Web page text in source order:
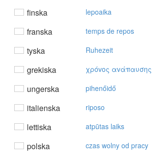
finska lepoaika
franska temps de repos
tyska Ruhezeit
grekiska χρόvoς αvάπαυσης
ungerska pihenőidő
italienska riposo
lettiska atpūtas laiks
polska czas wolny od pracy